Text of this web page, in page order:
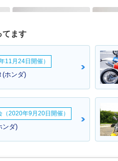
2017年 CBR250RR・新
1994
イナー
てます
11月24日開催）
(ホンダ)
2020年9月20日開催）
ンダ)